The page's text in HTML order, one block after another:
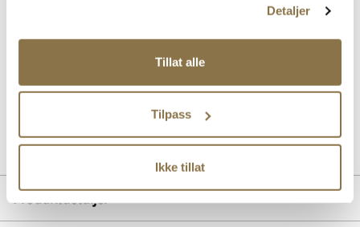
Detaljer
Tillat alle
Tilpass
Ikke tillat
laget med membran og har en ekstra myk og støtdempende
innersåle. Yttersålen i helstøpt gummi har et god grep, og veldig
komfortabel med god fleksibilitet. Dette er en sko som kan brukes til
alle anledninger.
Lev. art. nr26V2168